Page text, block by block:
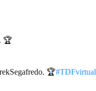
🏆
🏆#TDFvirtual